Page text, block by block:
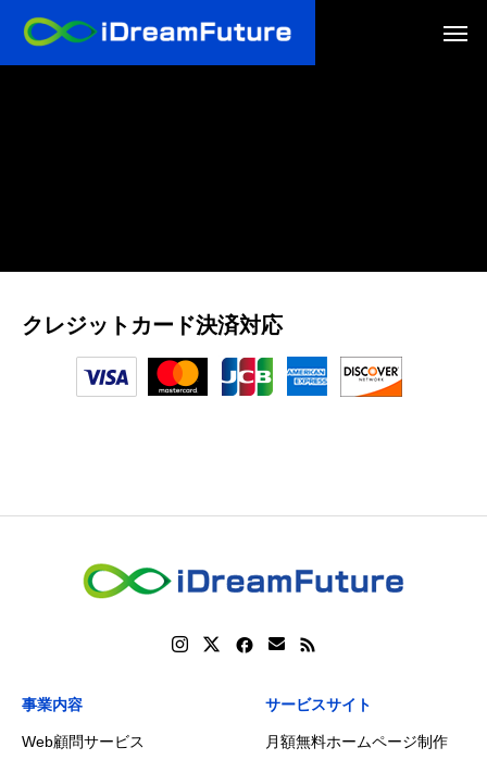
クレジットカード決済対応
事業内容
Web顧問サービス
サービスサイト
月額無料ホームページ制作